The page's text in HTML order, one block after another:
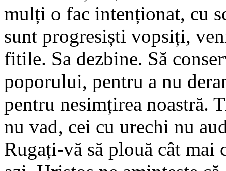
mulți o fac intenționat, cu
sunt progresiști vopsiți,
fitile. Sa dezbine. Să
poporului, pentru a nu
pentru nesimțirea noastră.
nu vad, cei cu urechi nu
Rugați-vă să plouă cât